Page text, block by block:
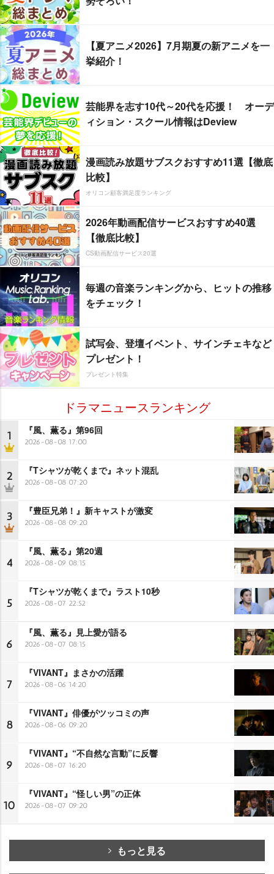
【夏アニメ2026】7月期夏の新アニメを一
挙紹介！
芸能界を志す10代～20代を応援！ オーデ
ィション・スクール情報はDeview
漫画読み放題サブスクおすすめ11選【徹底
比較】
オリコン顧客満足度ランキング
2026年動画配信サービスおすすめ40選
【徹底比較】
CS動画配信サービス20選
毎週の音楽ランキングから、ヒットの推移
をチェック！
試写会、登壇イベント、サインチェキなど
プレゼント！
プレゼント特集
ドラマニュースランキング
1 『風、薫る』第96回
2026-08-08 17:00
2 『Tシャツが乾くまで』ネット混乱
2026-08-08 07:20
3 『豊臣兄弟！』新キャストが激変
2026-08-08 09:20
4
『風、薫る』第20週
2026-08-09 08:15
5
『Tシャツが乾くまで』ラスト10秒
2026-08-07 22:52
6
『風、薫る』見上愛が語る
2026-08-07 08:15
7
『VIVANT』まさかの活躍
2026-08-06 14:20
8
『VIVANT』俳優がツッコミの声
2026-08-06 09:20
9
『VIVANT』“不自然な言動”に反響
2026-08-07 16:20
10
『VIVANT』“怪しい男”の正体
2026-08-07 09:20
もっと見る